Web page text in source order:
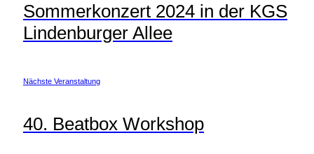
Sommerkonzert 2024 in der KGS
Lindenburger Allee
Nächste Veranstaltung
40. Beatbox Workshop